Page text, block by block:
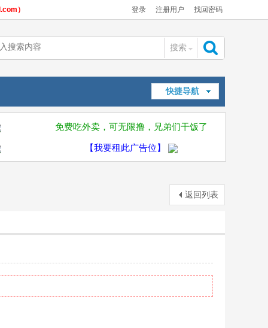
） 登录 注册用户 找回密码
搜索
索
快捷导航
免费吃外卖，可无限撸，兄弟们干饭了
【我要租此广告位】
返回列表